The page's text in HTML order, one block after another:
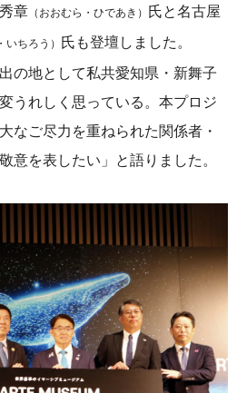
章 （おおむら・ひであき） 氏と名古屋
いちろう） 氏も登壇しました。
の地として私共愛知県・新舞子
うれしく思っている。 本プロジ
なご尽力を重ねられた関係者・
敬意を表したい 」と語りました。